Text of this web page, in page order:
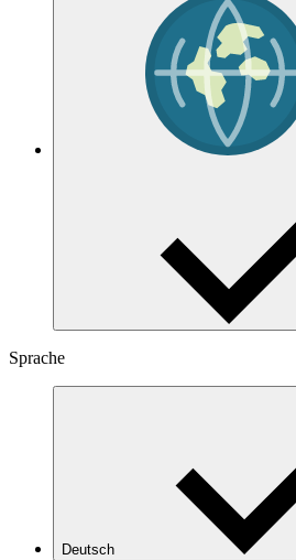
Sprache
Deutsch